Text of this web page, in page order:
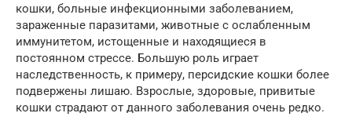
кошки, больные инфекционными заболеванием,
зараженные паразитами, животные с ослабленным
иммунитетом, истощенные и находящиеся в
постоянном стрессе. Большую роль играет
наследственность, к примеру, персидские кошки более
подвержены лишаю. Взрослые, здоровые, привитые
кошки страдают от данного заболевания очень редко.